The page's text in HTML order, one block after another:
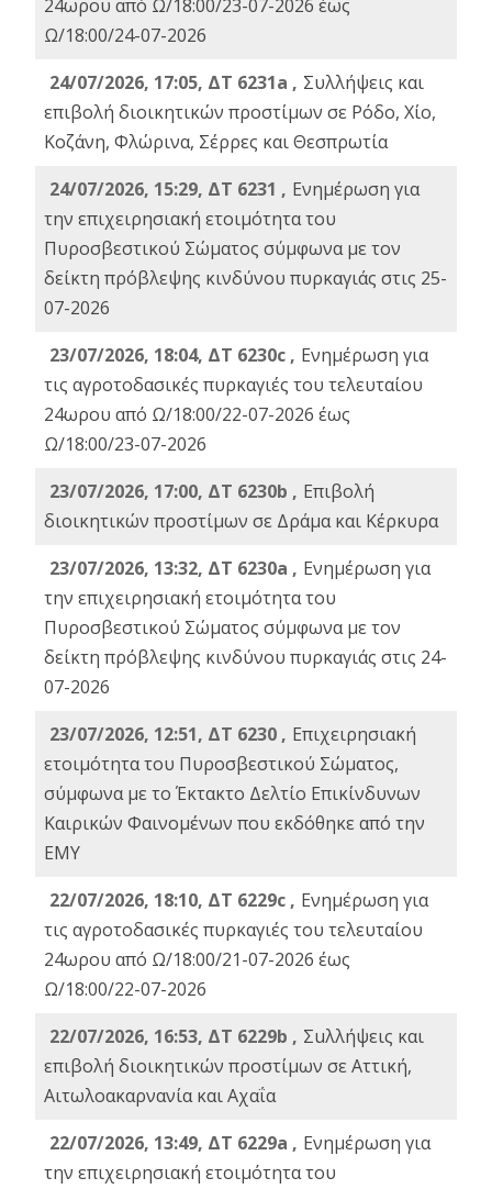
24ωρου από Ω/18:00/23-07-2026 έως
Ω/18:00/24-07-2026
24/07/2026, 17:05, ΔΤ 6231a , Συλλήψεις και
επιβολή διοικητικών προστίμων σε Ρόδο, Χίο,
Κοζάνη, Φλώρινα, Σέρρες και Θεσπρωτία
24/07/2026, 15:29, ΔΤ 6231 , Ενημέρωση για
την επιχειρησιακή ετοιμότητα του
Πυροσβεστικού Σώματος σύμφωνα με τον
δείκτη πρόβλεψης κινδύνου πυρκαγιάς στις 25-
07-2026
23/07/2026, 18:04, ΔΤ 6230c , Ενημέρωση για
τις αγροτοδασικές πυρκαγιές του τελευταίου
24ωρου από Ω/18:00/22-07-2026 έως
Ω/18:00/23-07-2026
23/07/2026, 17:00, ΔΤ 6230b , Επιβολή
διοικητικών προστίμων σε Δράμα και Κέρκυρα
23/07/2026, 13:32, ΔΤ 6230a , Ενημέρωση για
την επιχειρησιακή ετοιμότητα του
Πυροσβεστικού Σώματος σύμφωνα με τον
δείκτη πρόβλεψης κινδύνου πυρκαγιάς στις 24-
07-2026
23/07/2026, 12:51, ΔΤ 6230 , Επιχειρησιακή
ετοιμότητα του Πυροσβεστικού Σώματος,
σύμφωνα με το Έκτακτο Δελτίο Επικίνδυνων
Καιρικών Φαινομένων που εκδόθηκε από την
ΕΜΥ
22/07/2026, 18:10, ΔΤ 6229c , Ενημέρωση για
τις αγροτοδασικές πυρκαγιές του τελευταίου
24ωρου από Ω/18:00/21-07-2026 έως
Ω/18:00/22-07-2026
22/07/2026, 16:53, ΔΤ 6229b , Σuλλήψεις και
επιβολή διοικητικών προστίμων σε Αττική,
Αιτωλοακαρνανία και Αχαΐα
22/07/2026, 13:49, ΔΤ 6229a , Ενημέρωση για
την επιχειρησιακή ετοιμότητα του